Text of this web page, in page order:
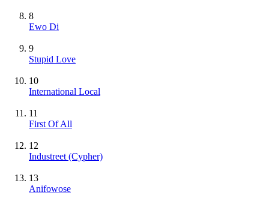
8
Ewo Di
9
Stupid Love
10
International Local
11
First Of All
12
Industreet (Cypher)
13
Anifowose